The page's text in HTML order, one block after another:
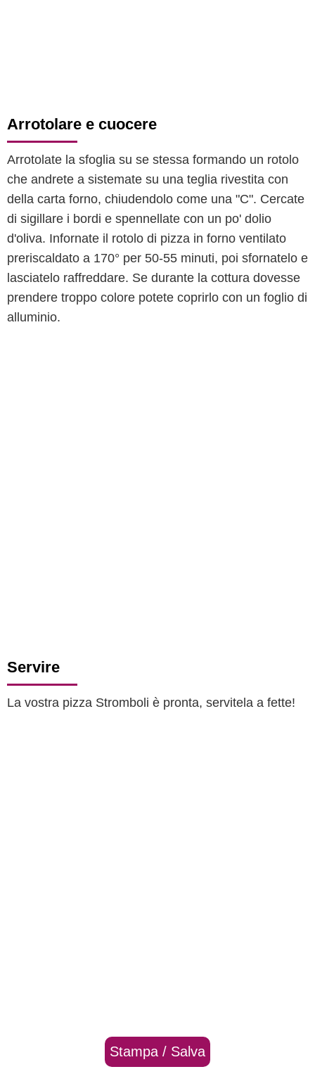
Arrotolare e cuocere
Arrotolate la sfoglia su se stessa formando un rotolo
che andrete a sistemate su una teglia rivestita con
della carta forno, chiudendolo come una "C". Cercate
di sigillare i bordi e spennellate con un po' dolio
d'oliva. Infornate il rotolo di pizza in forno ventilato
preriscaldato a 170° per 50-55 minuti, poi sfornatelo e
lasciatelo raffreddare. Se durante la cottura dovesse
prendere troppo colore potete coprirlo con un foglio di
alluminio.
Servire
La vostra pizza Stromboli è pronta, servitela a fette!
Stampa / Salva